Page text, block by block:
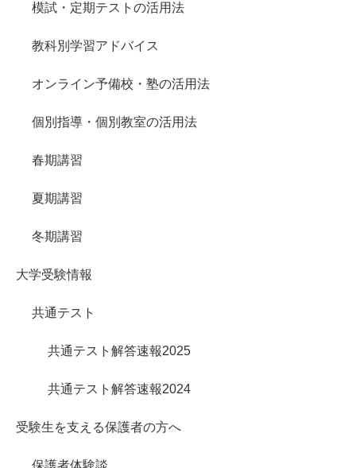
模試・定期テストの活用法
教科別学習アドバイス
オンライン予備校・塾の活用法
個別指導・個別教室の活用法
春期講習
夏期講習
冬期講習
大学受験情報
共通テスト
共通テスト解答速報2025
共通テスト解答速報2024
受験生を支える保護者の方へ